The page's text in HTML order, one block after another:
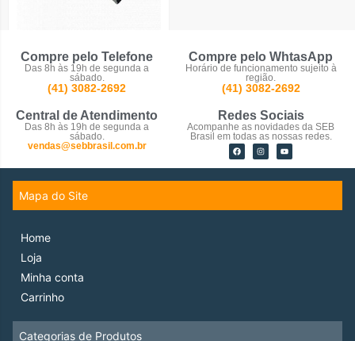
Compre pelo Telefone
Das 8h às 19h de segunda a
sábado.
(41) 3082-2692
Compre pelo WhtasApp
Horário de funcionamento sujeito à
região.
(41) 3082-2692
Central de Atendimento
Das 8h às 19h de segunda a
sábado.
vendas@sebbrasil.com.br
Redes Sociais
Acompanhe as novidades da SEB
Brasil em todas as nossas redes.
Mapa do Site
Categorias de Produtos
Home
Loja
Minha conta
Carrinho